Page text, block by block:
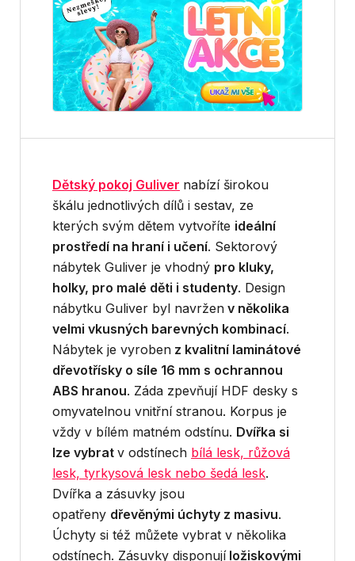
Dětský pokoj Guliver nabízí širokou
škálu jednotlivých dílů i sestav, ze
kterých svým dětem vytvoříte ideální
prostředí na hraní i učení. Sektorový
nábytek Guliver je vhodný pro kluky,
holky, pro malé děti i studenty. Design
nábytku Guliver byl navržen v několika
velmi vkusných barevných kombinací.
Nábytek je vyroben z kvalitní laminátové
dřevotřísky o síle 16 mm s ochrannou
ABS hranou. Záda zpevňují HDF desky s
omyvatelnou vnitřní stranou. Korpus je
vždy v bílém matném odstínu. Dvířka si
lze vybrat v odstínech bílá lesk, růžová
lesk, tyrkysová lesk nebo šedá lesk.
Dvířka a zásuvky jsou
opatřeny dřevěnými úchyty z masivu.
Úchyty si též můžete vybrat v několika
odstínech. Zásuvky disponujíložiskovými